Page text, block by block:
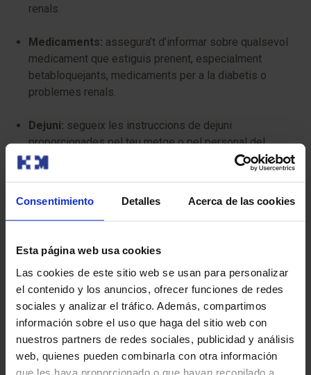
Consentimiento Detalles Acerca de las cookies
Esta página web usa cookies
Las cookies de este sitio web se usan para personalizar
el contenido y los anuncios, ofrecer funciones de redes
sociales y analizar el tráfico. Además, compartimos
información sobre el uso que haga del sitio web con
nuestros partners de redes sociales, publicidad y análisis
web, quienes pueden combinarla con otra información
que les haya proporcionado o que hayan recopilado a
renals.
Medicaments: assegura’t d’informar sobre qualsevol
medicament que estiguis prenent, especialment
betabloquejants, medicaments per a la diabetis o
problemes renals.
Dejuni: segueix les instruccions de dejuni
proporcionades pel teu metge o pel personal del
centre de radiologia.
accessoris metàl·lics que puguin interferir amb la
imatge.
Té algun risc?
El TC triple estudi cardíac és generalment segur, però
com qualsevol procediment mèdic que implica radiació i
medi de contrast, té alguns riscos mínims a considerar:
Exposició a radiació: la TC utilitza radiació, i la dosi